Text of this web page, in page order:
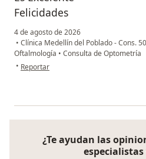
Felicidades
4 de agosto de 2026
• Clínica Medellín del Poblado - Cons.
Oftalmología • Consulta de Optometría
• en opinión del usuario Rene Gonzalez
Reportar
¿Te ayudan las